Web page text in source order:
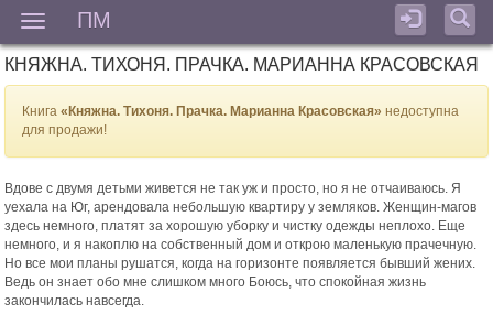
ПМ
КНЯЖНА. ТИХОНЯ. ПРАЧКА. МАРИАННА КРАСОВСКАЯ
Книга«Княжна. Тихоня. Прачка. Марианна Красовская» недоступна
для продажи!
Вдове с двумя детьми живется не так уж и просто, но я не отчаиваюсь. Я
уехала на Юг, арендовала небольшую квартиру у земляков. Женщин-магов
здесь немного, платят за хорошую уборку и чистку одежды неплохо. Еще
немного, и я накоплю на собственный дом и открою маленькую прачечную.
Но все мои планы рушатся, когда на горизонте появляется бывший жених.
Ведь он знает обо мне слишком много Боюсь, что спокойная жизнь
закончилась навсегда.